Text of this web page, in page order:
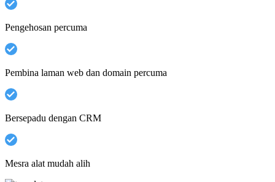
Pengehosan percuma
Pembina laman web dan domain percuma
Bersepadu dengan CRM
Mesra alat mudah alih